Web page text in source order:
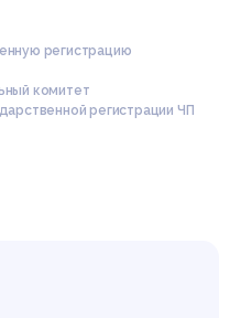
регистрацию
комитет
регистрации ЧП